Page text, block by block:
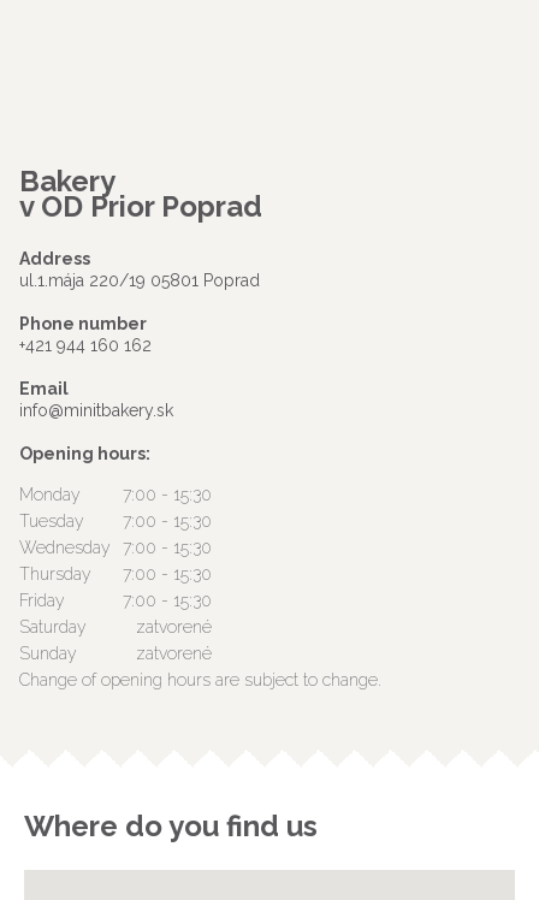
Bakery
v OD Prior Poprad
Address
ul.1.mája 220/19 05801 Poprad
Phone number
+421 944 160 162
Email
info@minitbakery.sk
Opening hours:
Monday
7:00 - 15:30
Tuesday
7:00 - 15:30
Wednesday
7:00 - 15:30
Thursday
7:00 - 15:30
Friday
7:00 - 15:30
Saturday
zatvorené
Sunday
zatvorené
Change of opening hours are subject to change.
Where do you find us